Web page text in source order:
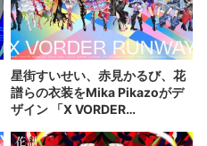
星街すいせい、赤見かるび、花
譜らの衣装をMika Pikazoがデ
ザイン 「X VORDER